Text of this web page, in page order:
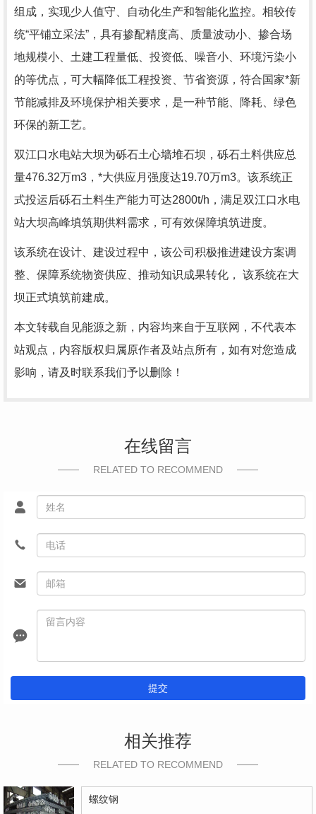
组成，实现少人值守、自动化生产和智能化监控。相较传
统“平铺立采法”，具有掺配精度高、质量波动小、掺合场
地规模小、土建工程量低、投资低、噪音小、环境污染小
的等优点，可大幅降低工程投资、节省资源，符合国家*新
节能减排及环境保护相关要求，是一种节能、降耗、绿色
环保的新工艺。
双江口水电站大坝为砾石土心墙堆石坝，砾石土料供应总
量476.32万m3，*大供应月强度达19.70万m3。该系统正
式投运后砾石土料生产能力可达2800t/h，满足双江口水电
站大坝高峰填筑期供料需求，可有效保障填筑进度。
该系统在设计、建设过程中，该公司积极推进建设方案调
整、保障系统物资供应、推动知识成果转化， 该系统在大
坝正式填筑前建成。
本文转载自见能源之新，内容均来自于互联网，不代表本
站观点，内容版权归属原作者及站点所有，如有对您造成
影响，请及时联系我们予以删除！
在线留言
RELATED TO RECOMMEND
提交
相关推荐
RELATED TO RECOMMEND
螺纹钢